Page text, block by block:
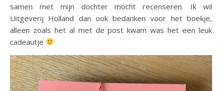
samen met mijn dochter mocht recenseren. Ik wil
Uitgeverij Holland dan ook bedanken voor het boekje,
alleen zoals het al met de post kwam was het een leuk
cadeautje